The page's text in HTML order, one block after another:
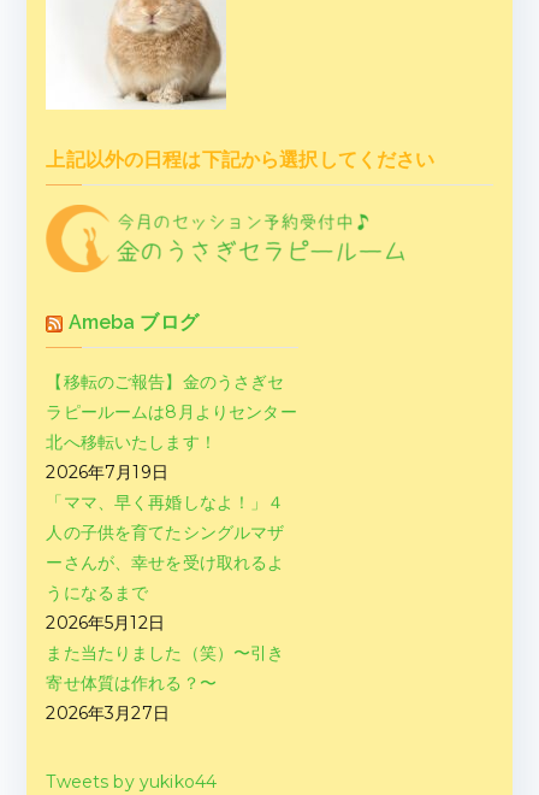
上記以外の日程は下記から選択してください
Ameba ブログ
【移転のご報告】金のうさぎセ
ラピールームは8月よりセンター
北へ移転いたします！
2026年7月19日
「ママ、早く再婚しなよ！」４
人の子供を育てたシングルマザ
ーさんが、幸せを受け取れるよ
うになるまで
2026年5月12日
また当たりました（笑）〜引き
寄せ体質は作れる？〜
2026年3月27日
Tweets by yukiko44